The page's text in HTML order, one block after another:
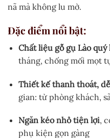
nã mà không lu mờ.
Đặc điểm nổi bật:
Chất liệu gỗ gụ Lào quý
tháng, chống mối mọt
Thiết kế thanh thoát,
gian: từ phòng khách,
Ngăn kéo nhỏ tiện lợi,
phụ kiện gọn gàng